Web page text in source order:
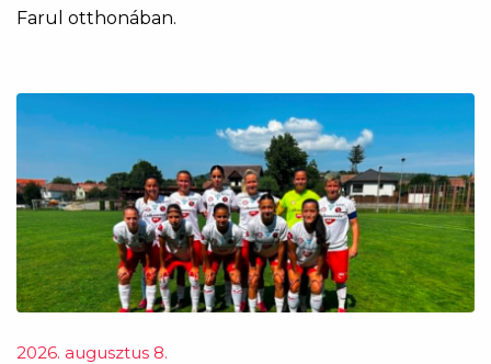
Farul otthonában.
2026. augusztus 8.